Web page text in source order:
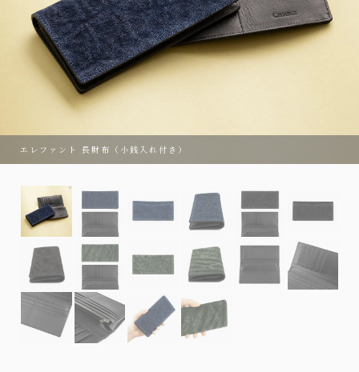
エレファント 長財布（小銭入れ付き）
エレファント 長財布（小銭入れ付き）